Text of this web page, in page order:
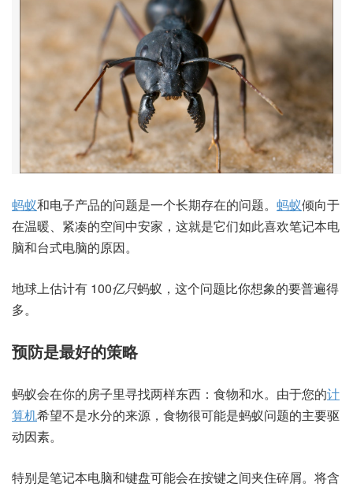
蚂蚁和电子产品的问题是一个长期存在的问题。 蚂蚁倾向于
在温暖、紧凑的空间中安家，这就是它们如此喜欢笔记本电
脑和台式电脑的原因。
地球上估计有 100亿只蚂蚁，这个问题比你想象的要普遍得
多。
预防是最好的策略
蚂蚁会在你的房子里寻找两样东西：食物和水。由于您的计
算机希望不是水分的来源，食物很可能是蚂蚁问题的主要驱
动因素。
特别是笔记本电脑和键盘可能会在按键之间夹住碎屑。将含